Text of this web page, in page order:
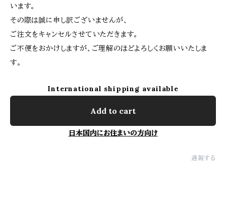
います。
その際は誠に申し訳ございませんが、
ご注文をキャンセルさせていただきます。
ご不便をおかけしますが、ご理解のほどよろしくお願いいたしま
す。
International shipping available
Add to cart
日本国内にお住まいの方向け
通報する